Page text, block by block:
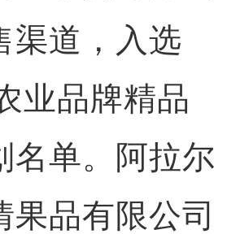
渠道，入选
业品牌精品
名单。阿拉尔
果品有限公司